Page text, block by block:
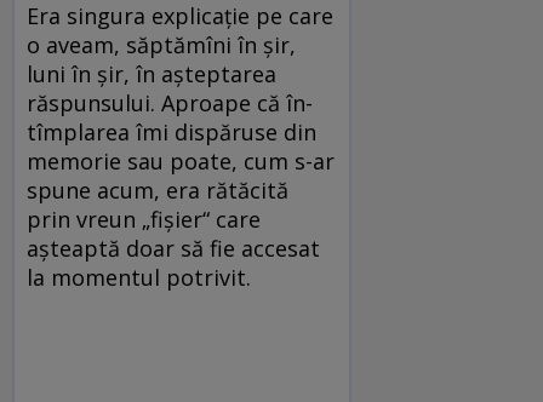
Era singura explicaţie pe care
o aveam, săptămîni în şir,
luni în şir, în așteptarea
răspunsului. Aproape că în­
tîmplarea îmi dispăruse din
memorie sau poate, cum s-ar
spune acum, era rătăcită
prin vreun „fişier“ care
aşteaptă doar să fie accesat
la momentul potrivit.